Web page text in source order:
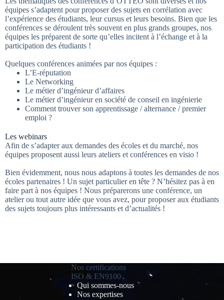
équipes s’adaptent pour proposer des sujets en corrélation avec
l’expérience des étudiants, leur cursus et leurs besoins. Bien que les
conférences se déroulent très souvent en plus grands groupes, nos
équipes les préparent de sorte qu’elles incitent à l’échange et à la
participation des étudiants !
Quelques conférences animées par nos équipes :
L’E-réputation
Le Networking
Le métier d’ingénieur d’affaires
Le métier d’ingénieur en société de conseil en ingénierie
Comment trouver son apprentissage / alternance / premier
emploi ?
Les webinars
Afin de s’adapter aux demandes des écoles et du marché, nos
équipes proposent aussi leurs ateliers et conférences en visio !
Bien évidemment, nous nous adaptons à toutes les demandes de nos
écoles partenaires ! Un sujet particulier en tête ? N’hésitez pas à en
faire part à nos équipes ! Nous préparerons une conférence, un
atelier ou tout autre idée que vous avez, pour proposer aux étudiants
des sujets toujours plus intéressants et d’actualités !
Nos certifications
ISO & EN9100
Qui sommes-nous
Nos expertises